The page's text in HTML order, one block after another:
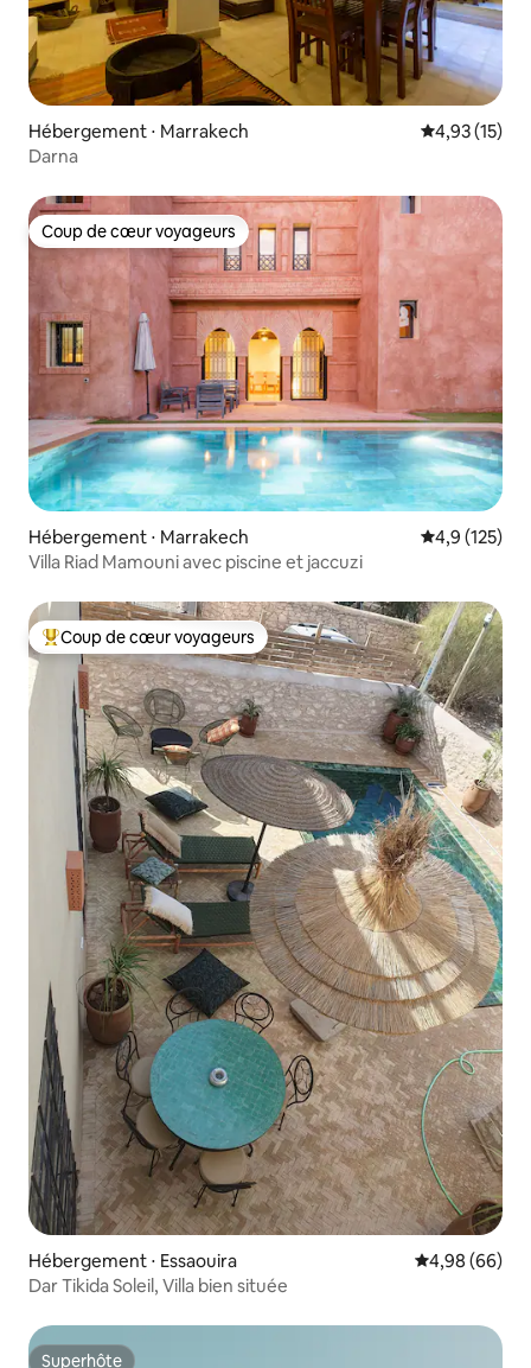
Hébergement ⋅ Marrakech Évaluation
4,93 (15)
Darna
Coup de cœur voyageurs
Coup de cœur voyageurs
Hébergement ⋅ Marrakech Évaluation
4,9 (125)
Villa Riad Mamouni avec piscine et jaccuzi
Coups de cœur voyageurs les plus appréciés
Coup de cœur voyageurs
Hébergement ⋅ Essaouira Évaluation
4,98 (66)
Dar Tikida Soleil, Villa bien située
Superhôte